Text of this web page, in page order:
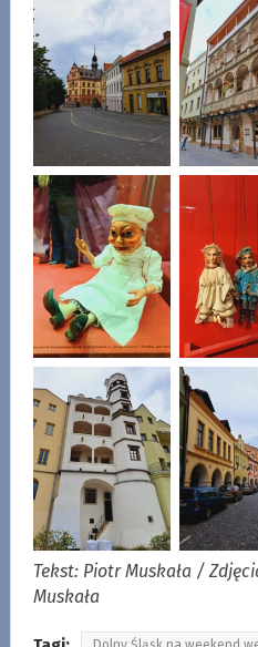
Tekst: Piotr Muskała /
Muskała